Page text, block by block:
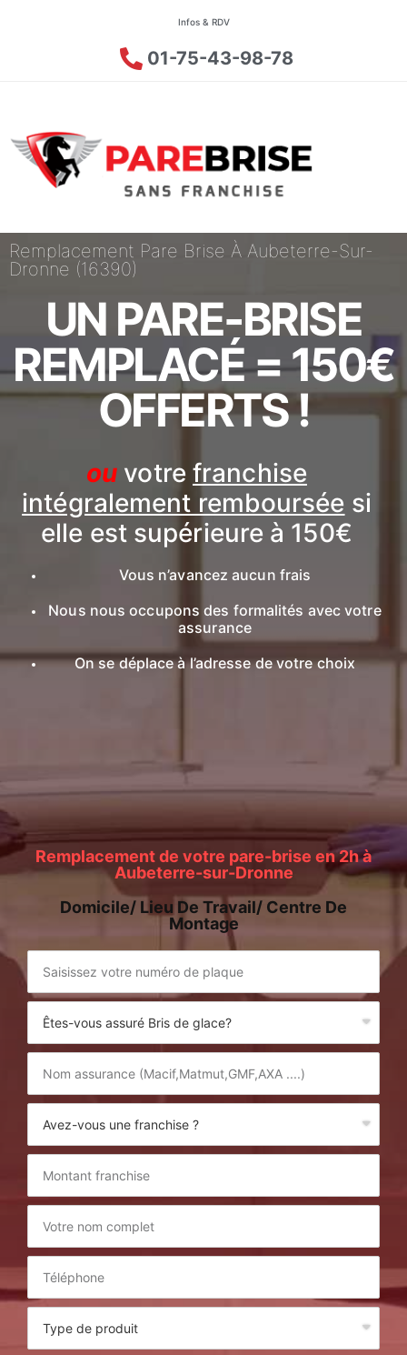
Infos & RDV
01-75-43-98-78
Remplacement Pare Brise À Aubeterre-Sur-
Dronne (16390)
UN PARE-BRISE
REMPLACÉ = 150€
OFFERTS !
ou votre franchise
intégralement remboursée si
elle est supérieure à 150€
Vous n’avancez aucun frais
Nous nous occupons des formalités avec votre
assurance
On se déplace à l’adresse de votre choix
Remplacement de votre pare-brise en 2h à
Aubeterre-sur-Dronne
Domicile/ Lieu De Travail/ Centre De
Montage